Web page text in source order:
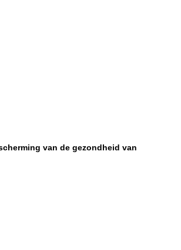
van de gezondheid van